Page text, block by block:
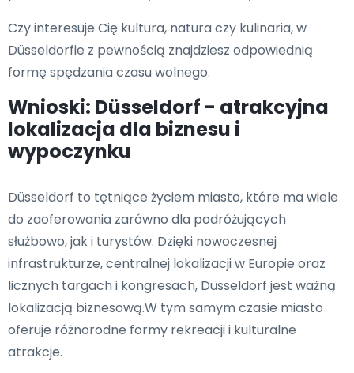
Czy interesuje Cię kultura, natura czy kulinaria, w
Düsseldorfie z pewnością znajdziesz odpowiednią
formę spędzania czasu wolnego.
Wnioski: Düsseldorf - atrakcyjna
lokalizacja dla biznesu i
wypoczynku
Düsseldorf to tętniące życiem miasto, które ma wiele
do zaoferowania zarówno dla podróżujących
służbowo, jak i turystów. Dzięki nowoczesnej
infrastrukturze, centralnej lokalizacji w Europie oraz
licznych targach i kongresach, Düsseldorf jest ważną
lokalizacją biznesową.W tym samym czasie miasto
oferuje różnorodne formy rekreacji i kulturalne
atrakcje.